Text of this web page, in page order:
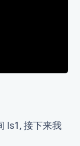
ls1, 接下来我